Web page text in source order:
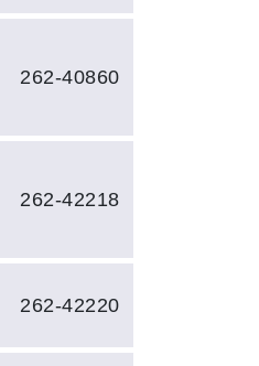
262-40860
262-42218
262-42220